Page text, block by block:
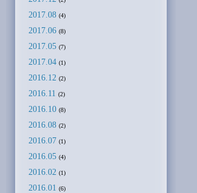
2017.08 (4)
2017.06 (8)
2017.05 (7)
2017.04 (1)
2016.12 (2)
2016.11 (2)
2016.10 (8)
2016.08 (2)
2016.07 (1)
2016.05 (4)
2016.02 (1)
2016.01 (6)